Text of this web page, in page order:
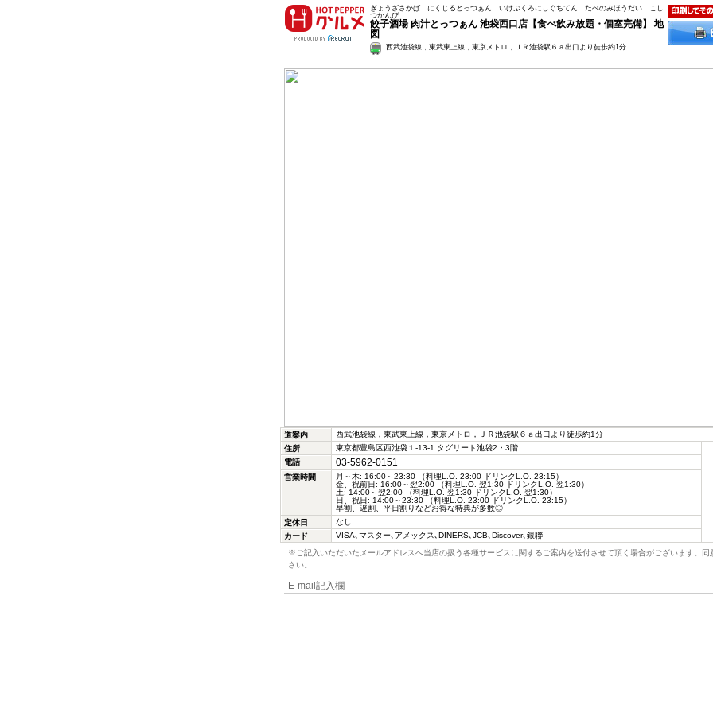
ぎょうざさかば にくじるとっつぁん いけぶくろにしぐちてん たべのみほうだい こし
つかんび
餃子酒場 肉汁とっつぁん 池袋西口店【食べ飲み放題・個室完備】
地
図
西武池袋線，東武東上線，東京メトロ，ＪＲ池袋駅６ａ出口より徒歩約1分
道案内
西武池袋線，東武東上線，東京メトロ，ＪＲ池袋駅６ａ出口より徒歩約1分
住所
東京都豊島区西池袋１-13-1 タグリート池袋2・3階
電話 03-5962-0151
営業時間
月～木: 16:00～23:30 （料理L.O. 23:00 ドリンクL.O. 23:15）
金、祝前日: 16:00～翌2:00 （料理L.O. 翌1:30 ドリンクL.O. 翌1:30）
土: 14:00～翌2:00 （料理L.O. 翌1:30 ドリンクL.O. 翌1:30）
日、祝日: 14:00～23:30 （料理L.O. 23:00 ドリンクL.O. 23:15）
早割、遅割、平日割りなどお得な特典が多数◎
定休日
なし
カード
VISA､マスター､アメックス､DINERS､JCB､Discover､銀聯
※ご記入いただいたメールアドレスへ当店の扱う各種サービスに関するご案内を送付させて頂く場合がございます。同
さい。
E-mail記入欄